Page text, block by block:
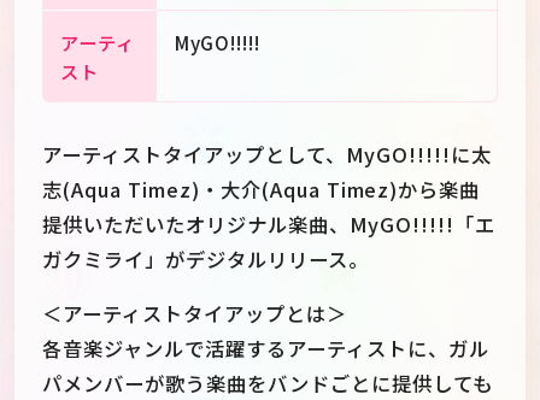
アーティ
スト
MyGO!!!!!
アーティストタイアップとして、MyGO!!!!!に太
志(Aqua Timez)・大介(Aqua Timez)から楽曲
提供いただいたオリジナル楽曲、MyGO!!!!!「エ
ガクミライ」がデジタルリリース。
＜アーティストタイアップとは＞
各音楽ジャンルで活躍するアーティストに、ガル
パメンバーが歌う楽曲をバンドごとに提供しても